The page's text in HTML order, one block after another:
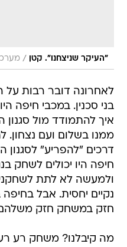
"העיקר שניצחנו". קטן /
לאחרונה דובר רבות
בני סכנין. במכבי חיפה
איך להתמודד מול
ממנו בשלום ועם נצחון.
דרכים "להפריע" לסגנון
חיפה היו יכולים לשחק
ולמעשה לא לתת לשחקני
נקיים יחסית. אבל
חזק במשחק חזק
מה קיבלנו? משחק רע